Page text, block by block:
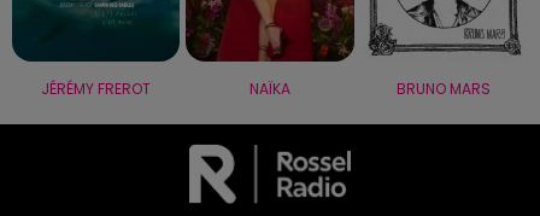
JÉRÉMY FREROT NAÏKA BRUNO MARS